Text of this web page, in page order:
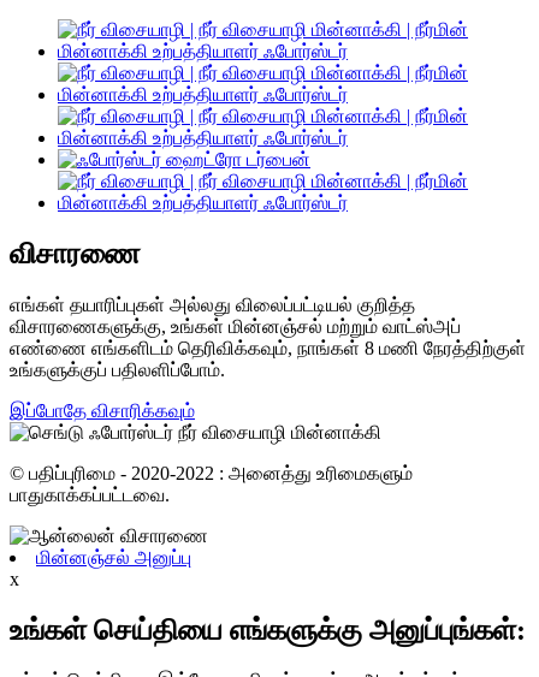
விசாரணை
எங்கள் தயாரிப்புகள் அல்லது விலைப்பட்டியல் குறித்த
விசாரணைகளுக்கு, உங்கள் மின்னஞ்சல் மற்றும் வாட்ஸ்அப்
எண்ணை எங்களிடம் தெரிவிக்கவும், நாங்கள் 8 மணி நேரத்திற்குள்
உங்களுக்குப் பதிலளிப்போம்.
இப்போதே விசாரிக்கவும்
© பதிப்புரிமை - 2020-2022 : அனைத்து உரிமைகளும்
பாதுகாக்கப்பட்டவை.
மின்னஞ்சல் அனுப்பு
x
உங்கள் செய்தியை எங்களுக்கு அனுப்புங்கள்: